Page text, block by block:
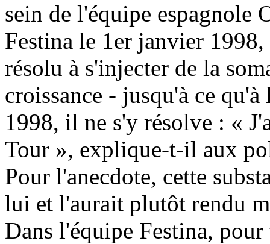
sein de l'équipe espagnole
Festina le 1er janvier
résolu à s'injecter de la
croissance - jusqu'à ce
1998, il ne s'y résolve : «
Tour », explique-t-il aux
Pour l'anecdote, cette
lui et l'aurait plutôt rendu
Dans l'équipe Festina,